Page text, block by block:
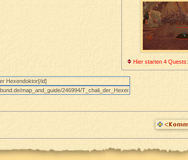
Hier starten 4 Quests: